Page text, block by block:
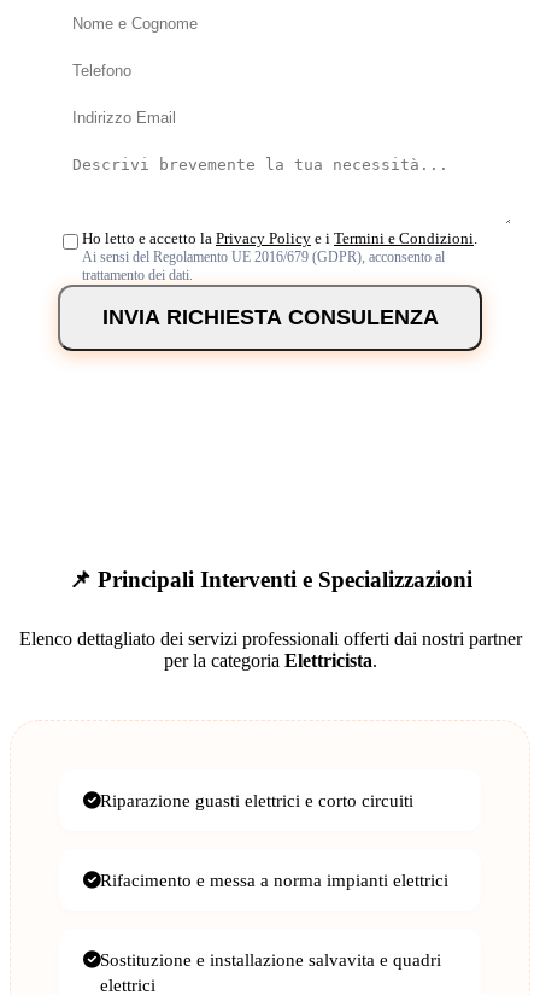
Ho letto e accetto la Privacy Policy e i Termini e Condizioni.
Ai sensi del Regolamento UE 2016/679 (GDPR), acconsento al
trattamento dei dati.
INVIA RICHIESTA CONSULENZA
📌 Principali Interventi e Specializzazioni
Elenco dettagliato dei servizi professionali offerti dai nostri partner
per la categoria Elettricista.
Riparazione guasti elettrici e corto circuiti
Rifacimento e messa a norma impianti elettrici
Sostituzione e installazione salvavita e quadri
elettrici